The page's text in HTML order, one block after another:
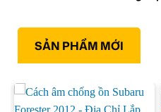
SẢN PHẨM MỚI